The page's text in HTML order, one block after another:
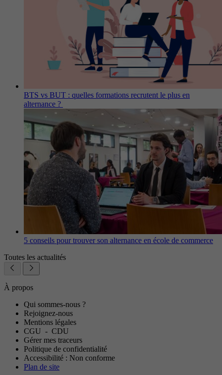
BTS vs BUT : quelles formations recrutent le plus en
alternance ?
5 conseils pour trouver son alternance en école de commerce
Toutes les actualités
À propos
Qui sommes-nous ?
Rejoignez-nous
Mentions légales
CGU - CDU
Gérer mes traceurs
Politique de confidentialité
Accessibilité : Non conforme
Plan de site